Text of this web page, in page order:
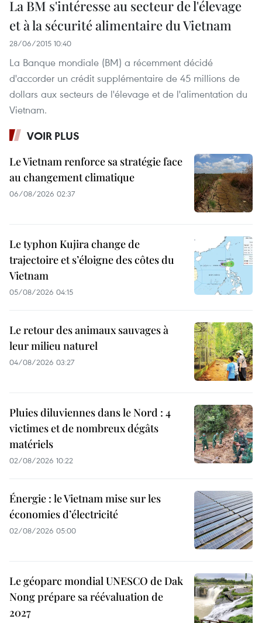
La BM s'intéresse au secteur de l'élevage
et à la sécurité alimentaire du Vietnam
28/06/2015 10:40
La Banque mondiale (BM) a récemment décidé
d'accorder un crédit supplémentaire de 45 millions de
dollars aux secteurs de l'élevage et de l'alimentation du
Vietnam.
VOIR PLUS
Le Vietnam renforce sa stratégie face
au changement climatique
06/08/2026 02:37
Le typhon Kujira change de
trajectoire et s’éloigne des côtes du
Vietnam
05/08/2026 04:15
Le retour des animaux sauvages à
leur milieu naturel
04/08/2026 03:27
Pluies diluviennes dans le Nord : 4
victimes et de nombreux dégâts
matériels
02/08/2026 10:22
Énergie : le Vietnam mise sur les
économies d’électricité
02/08/2026 05:00
Le géoparc mondial UNESCO de Dak
Nong prépare sa réévaluation de
2027